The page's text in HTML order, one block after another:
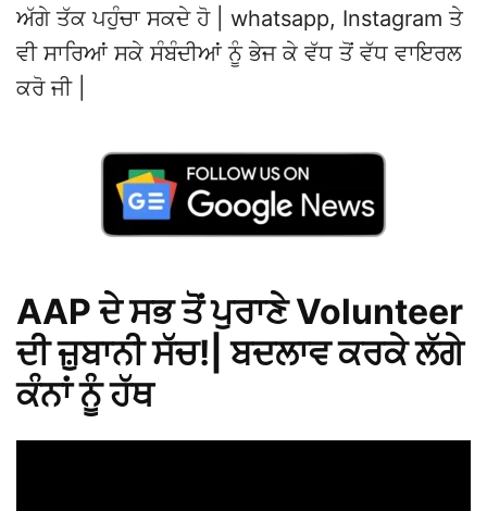
ਅੱਗੇ ਤੱਕ ਪਹੁੰਚਾ ਸਕਦੇ ਹੋ | whatsapp, Instagram ਤੇ
ਵੀ ਸਾਰਿਆਂ ਸਕੇ ਸੰਬੰਦੀਆਂ ਨੂੰ ਭੇਜ ਕੇ ਵੱਧ ਤੋਂ ਵੱਧ ਵਾਇਰਲ
ਕਰੋ ਜੀ |
AAP ਦੇ ਸਭ ਤੋਂ ਪੁਰਾਣੇ Volunteer
ਦੀ ਜ਼ੁਬਾਨੀ ਸੱਚ!| ਬਦਲਾਵ ਕਰਕੇ ਲੱਗੇ
ਕੰਨਾਂ ਨੂੰ ਹੱਥ